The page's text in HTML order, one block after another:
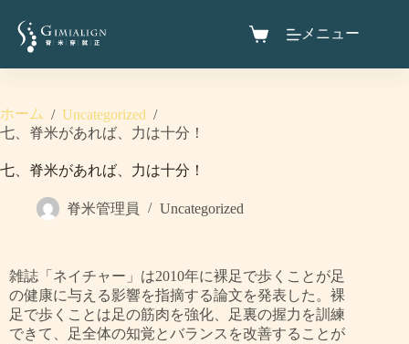
メニュー
ホーム / Uncategorized /
七、脊米があれば、力は十分！
七、脊米があれば、力は十分！
脊米管理員 Uncategorized
雑誌「ネイチャー」は2010年に裸足で歩くことが足
の健康に与える影響を指摘する論文を発表した。裸
足で歩くことは足の筋肉を強化、足裏の握力を訓練
できて、足全体の知覚とバランスを改善することが